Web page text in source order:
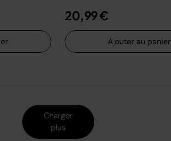
20,99 €
Ajouter au panier
Charger
plus